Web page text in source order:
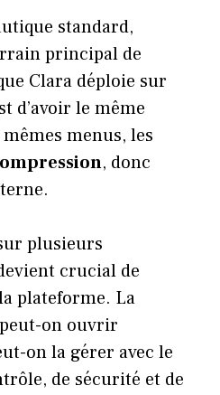
standard,
principal de
Clara déploie sur
d’avoir le même
menus, les
, donc
plusieurs
crucial de
plateforme. La
on ouvrir
on la gérer avec le
de sécurité et de